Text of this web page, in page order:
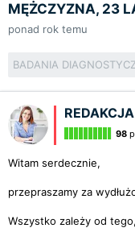
MĘŻCZYZNA, 23
ponad rok temu
BADANIA
98
Witam serdecznie,
przepraszamy za
Wszystko zależy od